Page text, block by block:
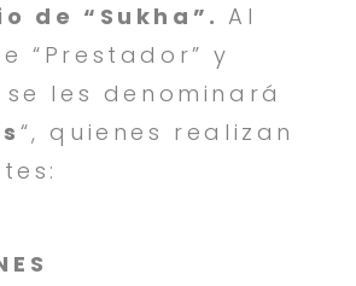
de “Sukha”.Al
“Prestador” y
se les denominará
“, quienes realizan